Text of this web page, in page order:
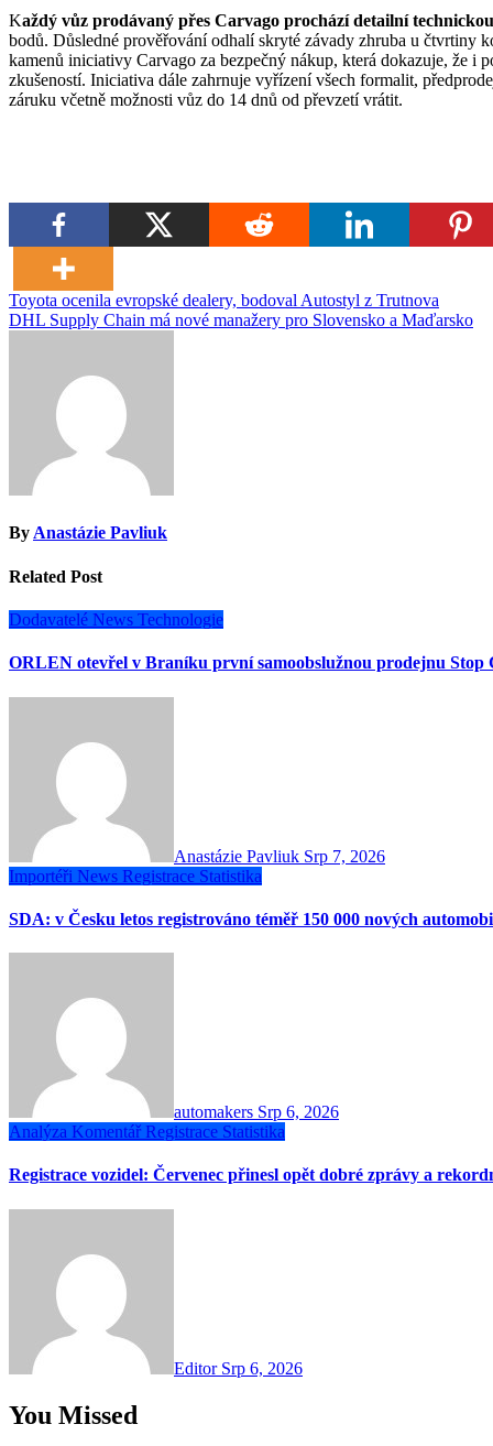
Každý vůz prodávaný přes Carvago prochází detailní
bodů. Důsledné prověřování odhalí skryté závady zhruba u čtvrtiny
kamenů iniciativy Carvago za bezpečný nákup, která dokazuje, že i
zkušeností. Iniciativa dále zahrnuje vyřízení všech formalit,
záruku včetně možnosti vůz do 14 dnů od převzetí vrátit.
Navigace
pro
Toyota ocenila evropské dealery, bodoval Autostyl z Trutnova
DHL Supply Chain má nové manažery pro Slovensko a Maďarsko
ByAnastázie Pavliuk
Related Post
Dodavatelé News Technologie
ORLEN otevřel v Braníku první samoobslužnou prodejnu Stop
Anastázie Pavliuk Srp 7, 2026
Importéři News Registrace Statistika
SDA: v Česku letos registrováno téměř 150 000 nových
automakers Srp 6, 2026
Analýza Komentář Registrace Statistika
Registrace vozidel: Červenec přinesl opět dobré zprávy a
Editor Srp 6, 2026
You Missed